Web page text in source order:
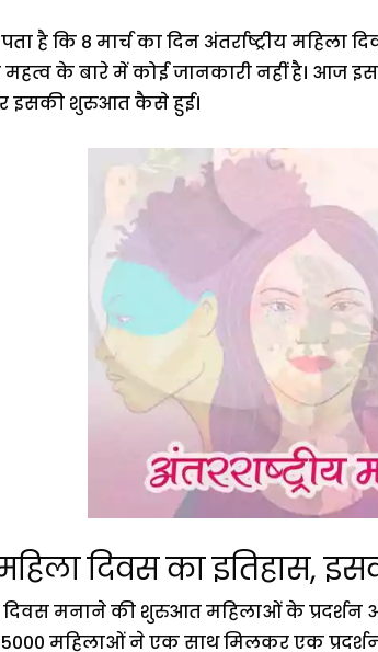
है कि 8 मार्च का दिन अंतर्राष्ट्रीय
के बारे में कोई जानकारी नहीं है। आज
इसकी शुरुआत कैसे हुई।
महिला दिवस का
दिवस मनाने की शुरुआत महिलाओं के
महिलाओं ने एक साथ मिलकर एक